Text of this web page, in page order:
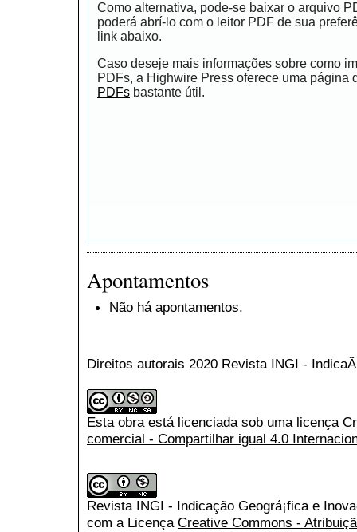
Como alternativa, pode-se baixar o arquivo
poderá abrí-lo com o leitor PDF de sua
link abaixo.
Caso deseje mais informações sobre como
PDFs, a Highwire Press oferece uma página
PDFs bastante útil.
Apontamentos
Não há apontamentos.
Direitos autorais 2020 Revista INGI -
Esta obra está licenciada sob uma licença
comercial - Compartilhar igual 4.0
Revista INGI - Indicação Geográ¡fica e
com a Licença Creative Commons -